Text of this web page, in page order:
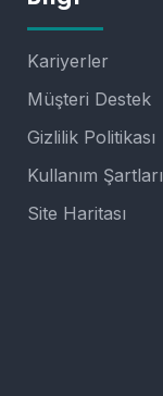
Kariyerler
Müşteri Destek
Gizlilik Politikası
Kullanım Şartları
Site Haritası